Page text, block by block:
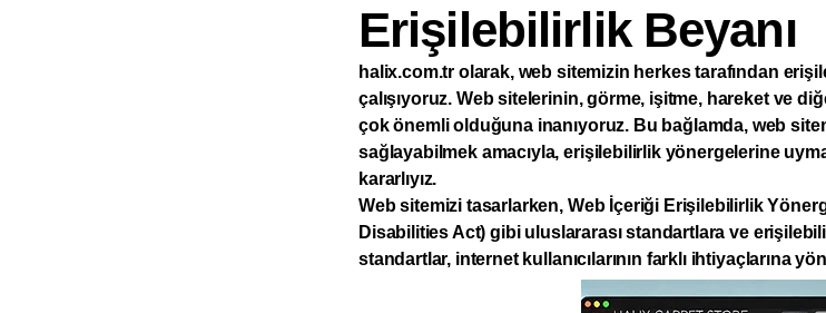
Erişilebilirlik Beyanı
halix.com.tr olarak, web sitemizin herkes tarafından
çalışıyoruz. Web sitelerinin, görme, işitme, hareket ve
çok önemli olduğuna inanıyoruz. Bu bağlamda, web
sağlayabilmek amacıyla, erişilebilirlik yönergelerine
kararlıyız.
Web sitemizi tasarlarken, Web İçeriği Erişilebilirlik
Disabilities Act) gibi uluslararası standartlara ve
standartlar, internet kullanıcılarının farklı ihtiyaçlarına